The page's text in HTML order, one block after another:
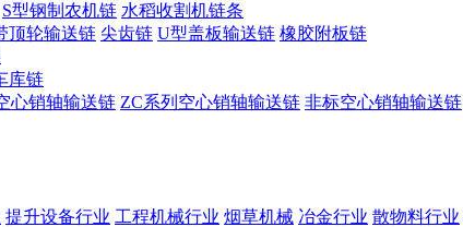
S型钢制农机链 水稻收割机链条
顶轮输送链 尖齿链 U型盖板输送链 橡胶附板链
库链
心销轴输送链 ZC系列空心销轴输送链 非标空心销轴输送链
提升设备行业 工程机械行业 烟草机械 冶金行业 散物料行业